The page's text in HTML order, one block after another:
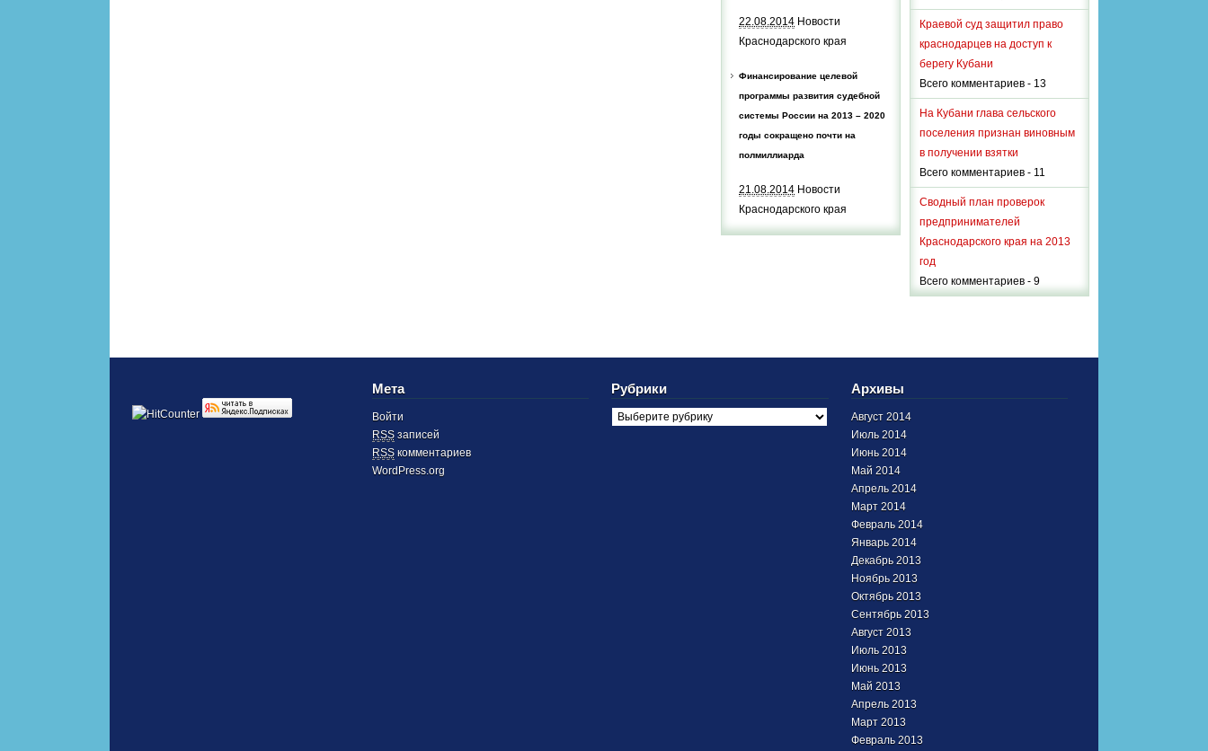
22.08.2014 Новости
Краснодарского края
Финансирование целевой
программы развития судебной
системы России на 2013 – 2020
годы сокращено почти на
полмиллиарда
21.08.2014 Новости
Краснодарского края
Краевой суд защитил право
краснодарцев на доступ к
берегу Кубани
Всего комментариев - 13
На Кубани глава сельского
поселения признан виновным
в получении взятки
Всего комментариев - 11
Сводный план проверок
предпринимателей
Краснодарского края на 2013
год
Всего комментариев - 9
Мета
Войти
RSSзаписей
RSSкомментариев
WordPress.org
Рубрики Архивы
Август 2014
Июль 2014
Июнь 2014
Май 2014
Апрель 2014
Март 2014
Февраль 2014
Январь 2014
Декабрь 2013
Ноябрь 2013
Октябрь 2013
Сентябрь 2013
Август 2013
Июль 2013
Июнь 2013
Май 2013
Апрель 2013
Март 2013
Февраль 2013